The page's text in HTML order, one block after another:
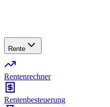
Rente
Rentenrechner
Rentenbesteuerung